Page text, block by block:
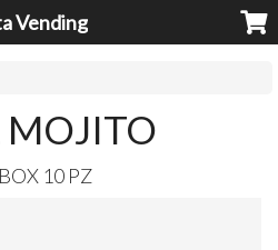
Vending
MOJITO
BOX 10 PZ